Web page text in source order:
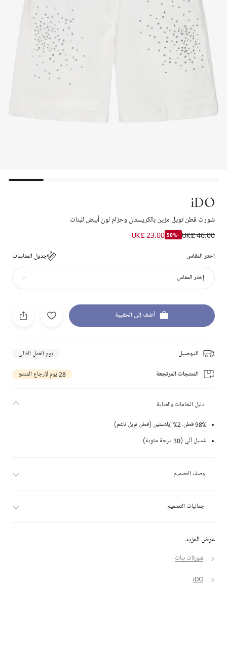
iDO
شورت قطن تويل مزين بالكريستال وحزام لون أبيض للبنات
UK£ 46.00
-50%
UK£ 23.00
إختر المقاس جدول المقاسات
إختر المقاس
أضف إلى الحقيبة
التوصيل يوم العمل التالي
المنتجات المرتجعة 28 يوم لإرجاع المنتج
عرض المزيد
شورتات بنات
iDO
دليل الخامات والعناية
98% قطن، 2% إيلاستين (قطن تويل ناعم)
غسيل آلي (30 درجة مئوية)
وصف التصميم
جماليات التصميم